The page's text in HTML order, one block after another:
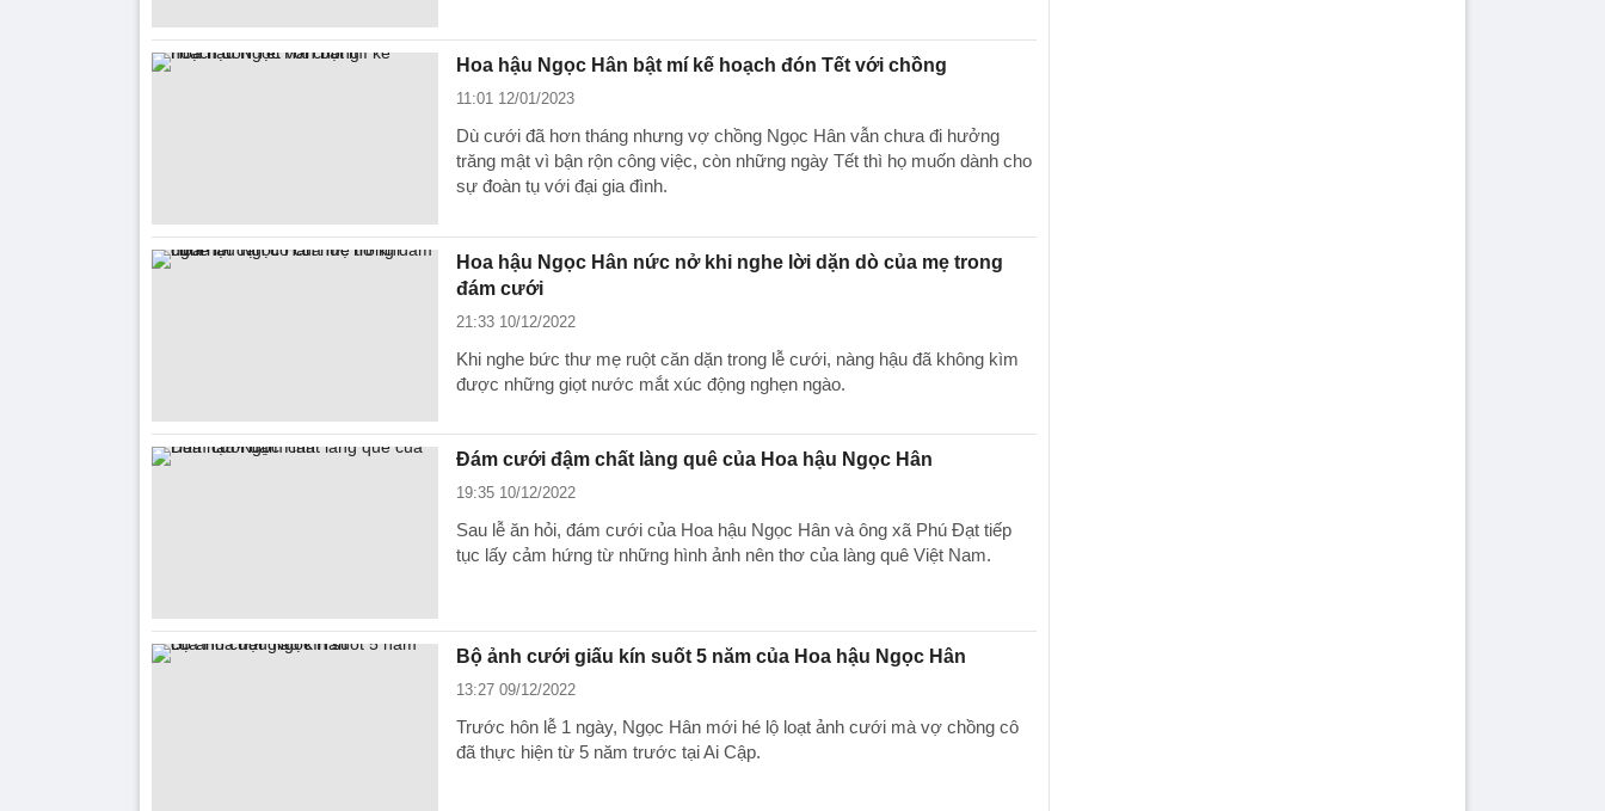
Hoa hậu Ngọc Hân bật mí kế hoạch đón Tết với chồng
11:01 12/01/2023
Dù cưới đã hơn tháng nhưng vợ chồng Ngọc Hân vẫn chưa đi hưởng
trăng mật vì bận rộn công việc, còn những ngày Tết thì họ muốn dành cho
sự đoàn tụ với đại gia đình.
Hoa hậu Ngọc Hân nức nở khi nghe lời dặn dò của mẹ trong
đám cưới
21:33 10/12/2022
Khi nghe bức thư mẹ ruột căn dặn trong lễ cưới, nàng hậu đã không kìm
được những giọt nước mắt xúc động nghẹn ngào.
Đám cưới đậm chất làng quê của Hoa hậu Ngọc Hân
19:35 10/12/2022
Sau lễ ăn hỏi, đám cưới của Hoa hậu Ngọc Hân và ông xã Phú Đạt tiếp
tục lấy cảm hứng từ những hình ảnh nên thơ của làng quê Việt Nam.
Bộ ảnh cưới giấu kín suốt 5 năm của Hoa hậu Ngọc Hân
13:27 09/12/2022
Trước hôn lễ 1 ngày, Ngọc Hân mới hé lộ loạt ảnh cưới mà vợ chồng cô
đã thực hiện từ 5 năm trước tại Ai Cập.